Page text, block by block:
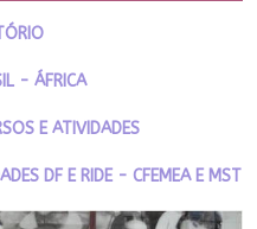
- ÁFRICA
E ATIVIDADES
DF E RIDE - CFEMEA E MST